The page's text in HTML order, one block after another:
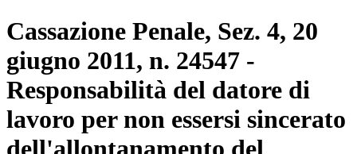
Cassazione Penale, Sez. 4, 20
giugno 2011, n. 24547 -
Responsabilità del datore di
lavoro per non essersi sincerato